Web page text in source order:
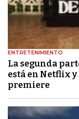
ENTRETENIMIENTO
La segunda
está en Netflix
premiere